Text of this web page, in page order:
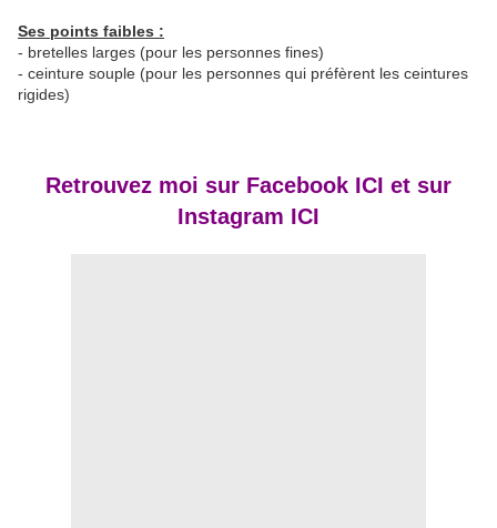
Ses points faibles :
- bretelles larges (pour les personnes fines)
- ceinture souple (pour les personnes qui préfèrent les ceintures
rigides)
Retrouvez moi sur Facebook ICI et sur
Instagram ICI